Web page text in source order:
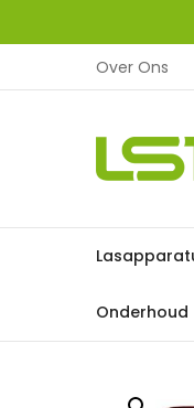
Over Ons
Onderhoud